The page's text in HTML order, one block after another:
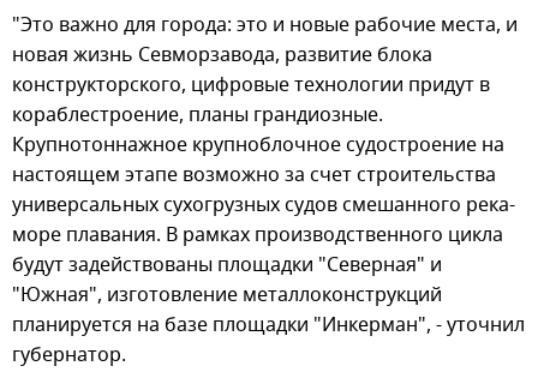
"Это важно для города: это и новые рабочие места, и
новая жизнь Севморзавода, развитие блока
конструкторского, цифровые технологии придут в
кораблестроение, планы грандиозные.
Крупнотоннажное крупноблочное судостроение на
настоящем этапе возможно за счет строительства
универсальных сухогрузных судов смешанного река-
море плавания. В рамках производственного цикла
будут задействованы площадки "Северная" и
"Южная", изготовление металлоконструкций
планируется на базе площадки "Инкерман", - уточнил
губернатор.